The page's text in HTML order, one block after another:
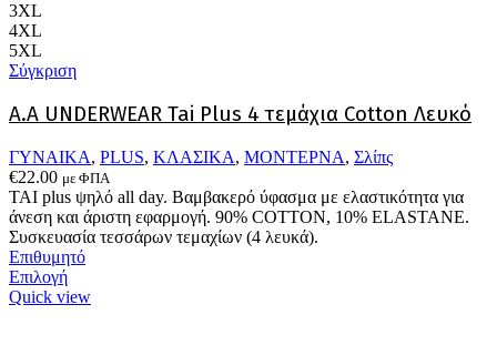
3XL
4XL
5XL
Σύγκριση
A.A UNDERWEAR Tai Plus 4 τεμάχια Cotton Λευκό
ΓΥΝΑΙΚΑ, PLUS, ΚΛΑΣΙΚΑ, ΜΟΝΤΕΡΝΑ, Σλίπς
€22.00 με ΦΠΑ
ΤΑΙ plus ψηλό all day. Βαμβακερό ύφασμα με ελαστικότητα για
άνεση και άριστη εφαρμογή. 90% COTTON, 10% ELASTANΕ.
Συσκευασία τεσσάρων τεμαχίων (4 λευκά).
Επιθυμητό
ΕπιλογήΑυτό
το
Quick view